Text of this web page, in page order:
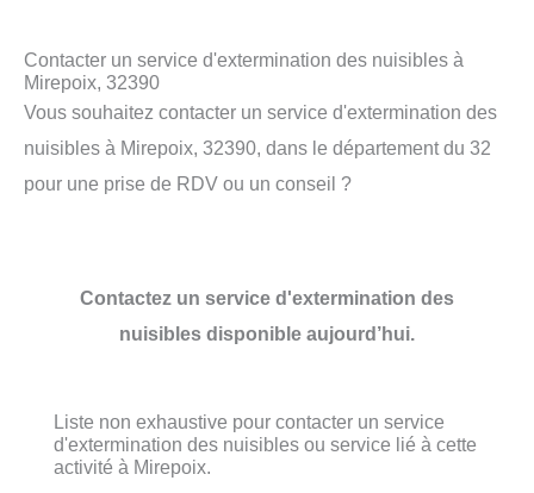
Contacter un service d'extermination des nuisibles à
Mirepoix, 32390
Vous souhaitez contacter un service d'extermination des
nuisibles à Mirepoix, 32390, dans le département du 32
pour une prise de RDV ou un conseil ?
Contactez un service d'extermination des
nuisibles disponible aujourd’hui.
Liste non exhaustive pour contacter un service
d'extermination des nuisibles ou service lié à cette
activité à Mirepoix.